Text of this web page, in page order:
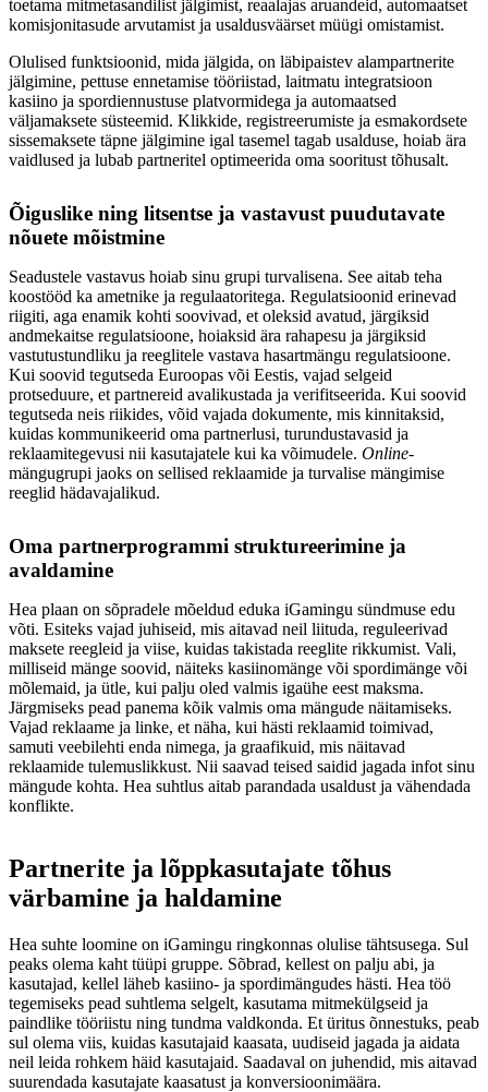
toetama mitmetasandilist jälgimist, reaalajas aruandeid, automaatset
komisjonitasude arvutamist ja usaldusväärset müügi omistamist.
Olulised funktsioonid, mida jälgida, on läbipaistev alampartnerite
jälgimine, pettuse ennetamise tööriistad, laitmatu integratsioon
kasiino ja spordiennustuse platvormidega ja automaatsed
väljamaksete süsteemid. Klikkide, registreerumiste ja esmakordsete
sissemaksete täpne jälgimine igal tasemel tagab usalduse, hoiab ära
vaidlused ja lubab partneritel optimeerida oma sooritust tõhusalt.
Õiguslike ning litsentse ja vastavust puudutavate
nõuete mõistmine
Seadustele vastavus hoiab sinu grupi turvalisena. See aitab teha
koostööd ka ametnike ja regulaatoritega. Regulatsioonid erinevad
riigiti, aga enamik kohti soovivad, et oleksid avatud, järgiksid
andmekaitse regulatsioone, hoiaksid ära rahapesu ja järgiksid
vastutustundliku ja reeglitele vastava hasartmängu regulatsioone.
Kui soovid tegutseda Euroopas või Eestis, vajad selgeid
protseduure, et partnereid avalikustada ja verifitseerida. Kui soovid
tegutseda neis riikides, võid vajada dokumente, mis kinnitaksid,
kuidas kommunikeerid oma partnerlusi, turundustavasid ja
reklaamitegevusi nii kasutajatele kui ka võimudele. Online-
mängugrupi jaoks on sellised reklaamide ja turvalise mängimise
reeglid hädavajalikud.
Oma partnerprogrammi struktureerimine ja
avaldamine
Hea plaan on sõpradele mõeldud eduka iGamingu sündmuse edu
võti. Esiteks vajad juhiseid, mis aitavad neil liituda, reguleerivad
maksete reegleid ja viise, kuidas takistada reeglite rikkumist. Vali,
milliseid mänge soovid, näiteks kasiinomänge või spordimänge või
mõlemaid, ja ütle, kui palju oled valmis igaühe eest maksma.
Järgmiseks pead panema kõik valmis oma mängude näitamiseks.
Vajad reklaame ja linke, et näha, kui hästi reklaamid toimivad,
samuti veebilehti enda nimega, ja graafikuid, mis näitavad
reklaamide tulemuslikkust. Nii saavad teised saidid jagada infot sinu
mängude kohta. Hea suhtlus aitab parandada usaldust ja vähendada
konflikte.
Partnerite ja lõppkasutajate tõhus
värbamine ja haldamine
Hea suhte loomine on iGamingu ringkonnas olulise tähtsusega. Sul
peaks olema kaht tüüpi gruppe. Sõbrad, kellest on palju abi, ja
kasutajad, kellel läheb kasiino- ja spordimängudes hästi. Hea töö
tegemiseks pead suhtlema selgelt, kasutama mitmekülgseid ja
paindlike tööriistu ning tundma valdkonda. Et üritus õnnestuks, peab
sul olema viis, kuidas kasutajaid kaasata, uudiseid jagada ja aidata
neil leida rohkem häid kasutajaid. Saadaval on juhendid, mis aitavad
suurendada kasutajate kaasatust ja konversioonimäära.